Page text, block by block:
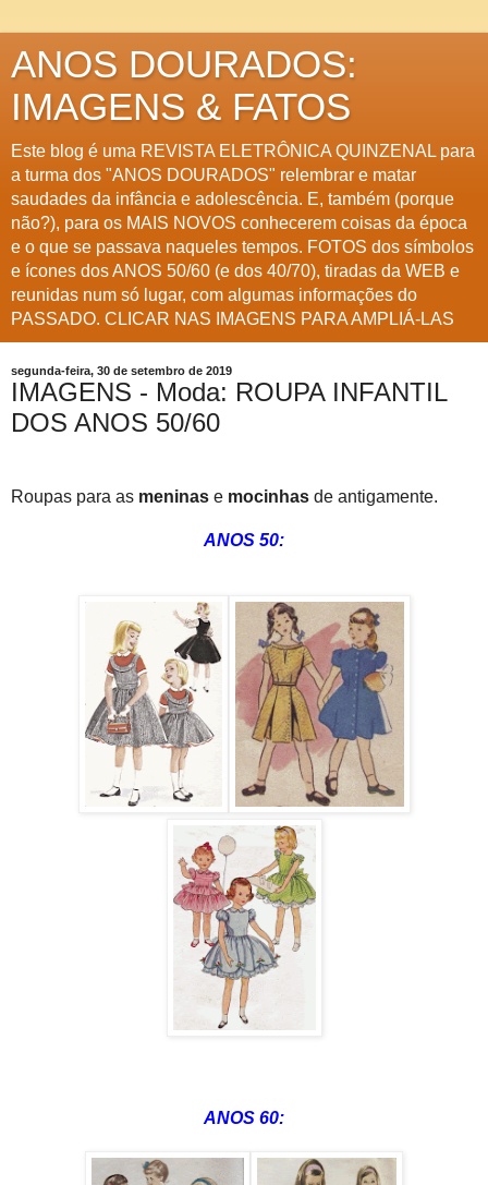
ANOS DOURADOS:
IMAGENS & FATOS
Este blog é uma REVISTA ELETRÔNICA QUINZENAL para
a turma dos "ANOS DOURADOS" relembrar e matar
saudades da infância e adolescência. E, também (porque
não?), para os MAIS NOVOS conhecerem coisas da época
e o que se passava naqueles tempos. FOTOS dos símbolos
e ícones dos ANOS 50/60 (e dos 40/70), tiradas da WEB e
reunidas num só lugar, com algumas informações do
PASSADO. CLICAR NAS IMAGENS PARA AMPLIÁ-LAS
segunda-feira, 30 de setembro de 2019
IMAGENS - Moda: ROUPA INFANTIL
DOS ANOS 50/60
Roupas para as meninas e mocinhas de antigamente.
ANOS 50:
ANOS 60: